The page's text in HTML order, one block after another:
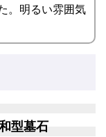
。明るい雰囲気
型墓石